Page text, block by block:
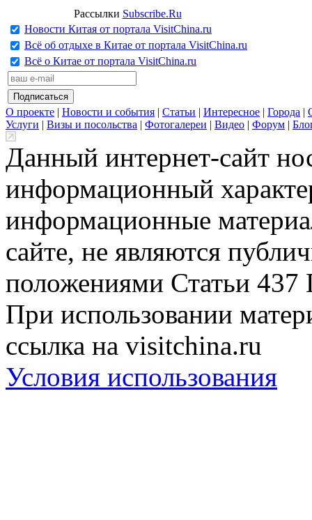
Рассылки Subscribe.Ru
Новости Китая от портала VisitChina.ru
Всё об отдыхе в Китае от портала VisitChina.ru
Всё о Китае от портала VisitChina.ru
О проекте | Новости и события | Статьи | Интересное | Города |
Услуги | Визы и посольства | Фотогалереи | Видео | Форум |
Данный интернет-сайт
информационный
информационные
сайте, не являются
положениями Статьи 437
При использовании
ссылка на visitchina.ru
Условия использования